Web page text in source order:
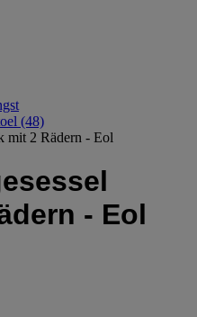
(48)
mit 2 Rädern - Eol
- Eol